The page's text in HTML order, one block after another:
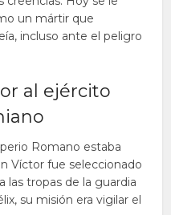
un mártir que
incluso ante el peligro
al ejército
Romano estaba
Víctor fue seleccionado
las tropas de la guardia
su misión era vigilar el